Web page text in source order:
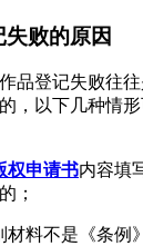
败的原因
品登记失败往
，以下几种情
权申请书内容填
；
材料不是《条例